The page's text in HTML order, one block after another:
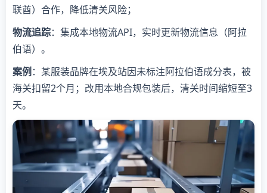
联酋）合作，降低清关风险；
物流追踪：集成本地物流API，实时更新物流信息（阿拉
伯语）。
案例 ：某服装品牌在埃及站因未标注阿拉伯语成分表，被
海关扣留2个月；改用本地合规包装后，清关时间缩短至3
天。